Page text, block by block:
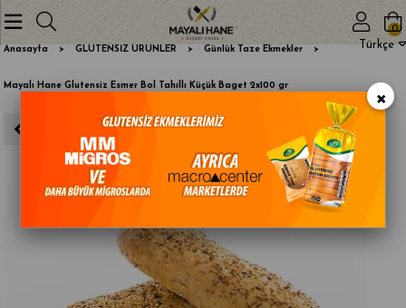
Türkçe
0
Anasayfa GLUTENSİZ ÜRÜNLER Günlük Taze Ekmekler
Mayalı Hane Glutensiz Esmer Bol Tahıllı Küçük Baget 2x100 gr ×